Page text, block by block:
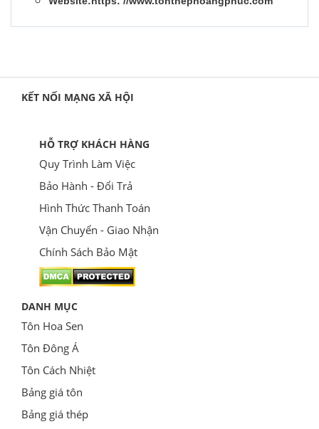
KẾT NỐI MẠNG XÃ HỘI
HỖ TRỢ KHÁCH HÀNG
Quy Trình Làm Việc
Bảo Hành - Đổi Trả
Hình Thức Thanh Toán
Vận Chuyển - Giao Nhận
Chính Sách Bảo Mật
DANH MỤC
Tôn Hoa Sen
Tôn Đông Á
Tôn Cách Nhiệt
Bảng giá tôn
Bảng giá thép